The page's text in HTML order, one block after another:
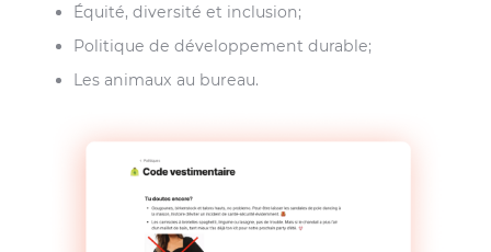
Équité, diversité et inclusion;
Politique de développement durable;
Les animaux au bureau.